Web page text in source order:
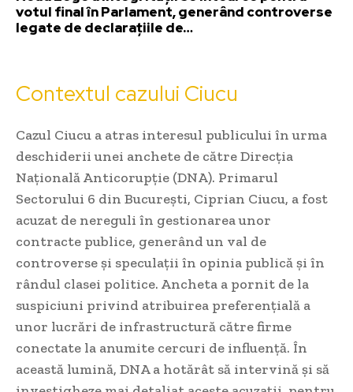
votul final în Parlament, generând controverse
legate de declarațiile de…
Contextul cazului Ciucu
Cazul Ciucu a atras interesul publicului în urma
deschiderii unei anchete de către Direcția
Națională Anticorupție (DNA). Primarul
Sectorului 6 din București, Ciprian Ciucu, a fost
acuzat de nereguli în gestionarea unor
contracte publice, generând un val de
controverse și speculații în opinia publică și în
rândul clasei politice. Ancheta a pornit de la
suspiciuni privind atribuirea preferențială a
unor lucrări de infrastructură către firme
conectate la anumite cercuri de influență. În
această lumină, DNA a hotărât să intervină și să